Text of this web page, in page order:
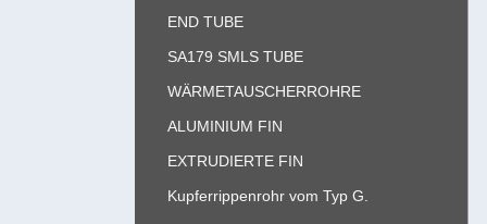
END TUBE
SA179 SMLS TUBE
WÄRMETAUSCHERROHRE
ALUMINIUM FIN
EXTRUDIERTE FIN
Kupferrippenrohr vom Typ G.